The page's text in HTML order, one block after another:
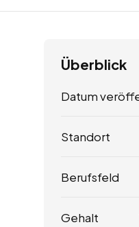
Überblick
Datum
Standort
Berufsfeld
Gehalt